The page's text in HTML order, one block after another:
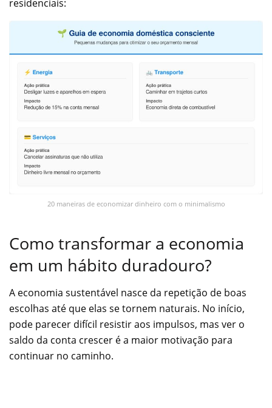
residenciais:
20 maneiras de economizar dinheiro com o minimalismo
Como transformar a economia
em um hábito duradouro?
A economia sustentável nasce da repetição de boas
escolhas até que elas se tornem naturais. No início,
pode parecer difícil resistir aos impulsos, mas ver o
saldo da conta crescer é a maior motivação para
continuar no caminho.